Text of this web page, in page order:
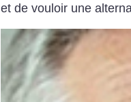
et de vouloir une